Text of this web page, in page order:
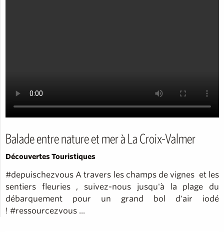
Balade entre nature et mer à La Croix-Valmer
Découvertes Touristiques
#depuischezvous A travers les champs de vignes et les
sentiers fleuries , suivez-nous jusqu'à la plage du
débarquement pour un grand bol d'air iodé
! #ressourcezvous ...